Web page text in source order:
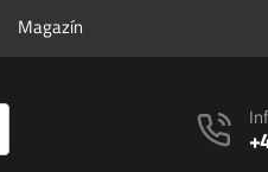
Magazín